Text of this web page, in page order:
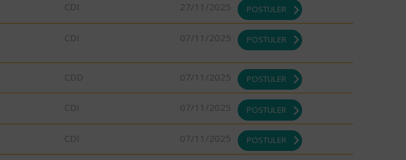
CDI 27/11/2025 POSTULER
CDI 07/11/2025 POSTULER
CDD 07/11/2025 POSTULER
CDI 07/11/2025 POSTULER
CDI 07/11/2025 POSTULER